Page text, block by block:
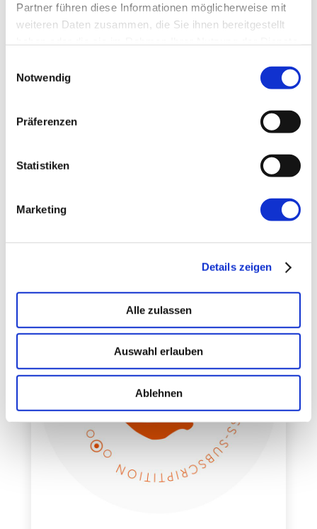
Partner führen diese Informationen möglicherweise mit
weiteren Daten zusammen, die Sie ihnen bereitgestellt
Notwendig
Präferenzen
Statistiken
Marketing
Details zeigen
Alle zulassen
Auswahl erlauben
Ablehnen
Website
LSH – an efficient approach to
nearest neighbour search